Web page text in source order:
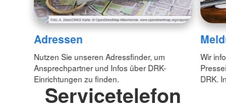
Adressen
Nutzen Sie unseren Adressfinder, um
Ansprechpartner und Infos über DRK-
Einrichtungen zu finden.
Wir
DRK.
Servicetelefon